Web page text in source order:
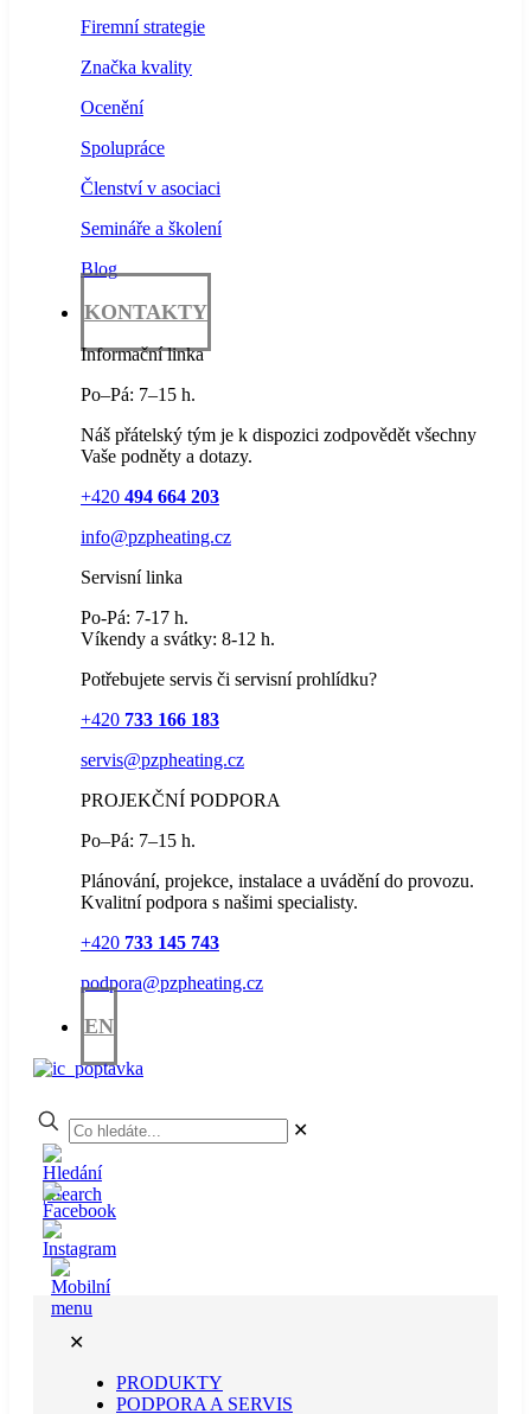
Firemní strategie
Značka kvality
Ocenění
Spolupráce
Členství v asociaci
Semináře a školení
Blog
KONTAKTY
Informační linka
Po–Pá: 7–15 h.
Náš přátelský tým je k dispozici zodpovědět všechny
Vaše podněty a dotazy.
+420 494 664 203
info@pzpheating.cz
Servisní linka
Po-Pá: 7-17 h.
Víkendy a svátky: 8-12 h.
Potřebujete servis či servisní prohlídku?
+420 733 166 183
servis@pzpheating.cz
PROJEKČNÍ PODPORA
Po–Pá: 7–15 h.
Plánování, projekce, instalace a uvádění do provozu.
Kvalitní podpora s našimi specialisty.
+420 733 145 743
podpora@pzpheating.cz
EN
✕
✕
PRODUKTY
PODPORA A SERVIS